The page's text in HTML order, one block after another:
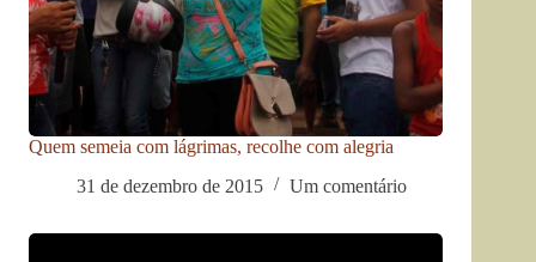
Quem semeia com lágrimas, recolhe com alegria
31 de dezembro de 2015
Um comentário